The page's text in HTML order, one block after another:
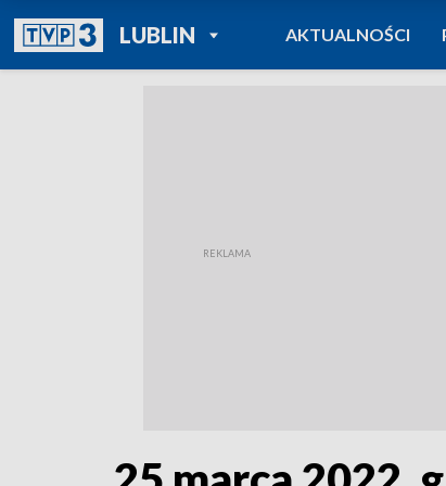
LUBLINPOWRÓT DO
TVP REGIONY
AKTUALNOŚCI